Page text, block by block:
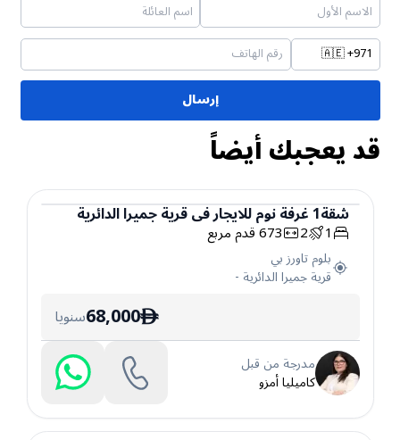
🇦🇪+971
إرسال
قد يعجبك أيضاً
شقة
شقة1غرفة نومللايجارفيقرية جميرا الدائرية
1
2
673قدم مربع
بلوم تاورز بي
قرية جميرا الدائرية -
ê
68,000سنويا
مدرجة من قبل
كاميليا أمزو